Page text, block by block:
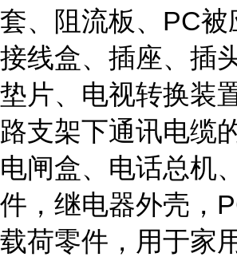
套、阻流板、PC被
接线盒、插座、插
垫片、电视转换装
路支架下通讯电缆
电闸盒、电话总机
件，继电器外壳，
载荷零件，用于家